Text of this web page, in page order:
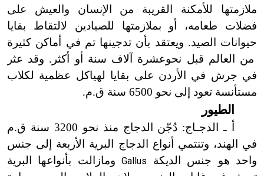
ملازمتها للأمكنة القريبة من الإنسان والعيش على
فضلات طعامه، أو بملازمتها للصيادين لالتقاط بقايا
حيوانات الصيد. ويعتقد بأن تدجينها تم في أماكن كثيرة
من العالم قبل نحوعشرة آلاف سنة أو أكثر. وقد عثر
في جرش في الأردن على بقايا لهياكل عظمية لكلاب
مستأنسة تعود إلى نحو 6500 سنة ق.م.
الطيور
أ ـ الدجـاج: دُجّن الدجاج منذ نحو 3200 سنة ق.م
في الهند، وتنتمي أنواع الدجاج البرية الأربعة إلى جنس
واحد هو جنس الديكة
Gallusومازالت بأنواعها البرية